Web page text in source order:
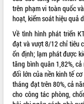
Tiến
Gặp mặt các cơ quan báo chí
niệm 101 năm Ngày Báo chí
mạng Việt Nam
Đắk Lắk sơ kết 4 năm triển
hiện Đề án 06 của Chính phủ
Họp báo thông tin về Hội
Quy hoạch và Xúc tiến đầu
Lắk
trên phạm vi toàn quốc
hoạt, kiểm soát hiệu quả
Về tình hình phát triển
đạt và vượt 8/12 chỉ tiêu
ổn định; lạm phát được
tăng bình quân 1,82%,
đối lớn của nền kinh tế
tháng đạt trên 80%, cả
cho công tác phòng,